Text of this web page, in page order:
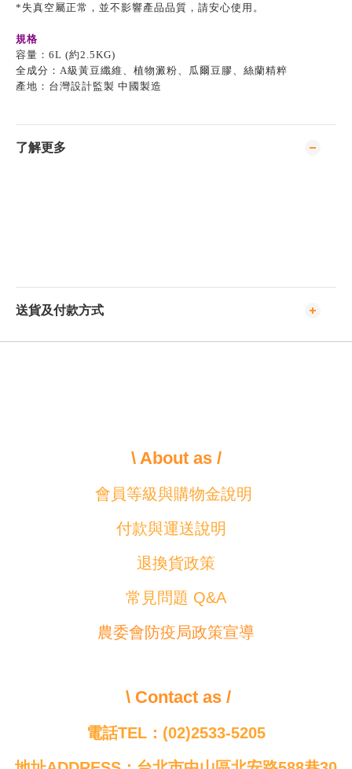
*失真空屬正常，並不影響產品品質，請安心使用。
規格
容量：6L (約2.5KG)
全成分：A級黃豆纖維、植物澱粉、瓜爾豆膠、絲蘭精粹
產地：台灣設計監製 中國製造
了解更多
送貨及付款方式
\ About as /
會員等級與購物金說明
付款與運送說明
退換貨政策
常見問題 Q&A
農委會防疫局政策宣導
\ Contact as /
電話TEL：(02)2533-5205